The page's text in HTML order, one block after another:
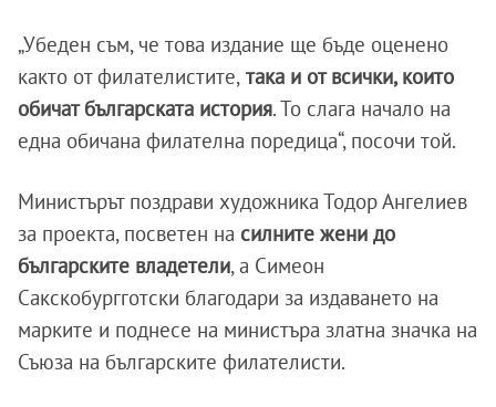
„Убеден съм, че това издание ще бъде оценено
както от филателистите, така и от всички, които
обичат българската история. То слага начало на
една обичана филателна поредица“, посочи той.
Министърът поздрави художника Тодор Ангелиев
за проекта, посветен на силните жени до
българските владетели, а Симеон
Сакскобургготски благодари за издаването на
марките и поднесе на министъра златна значка на
Съюза на българските филателисти.